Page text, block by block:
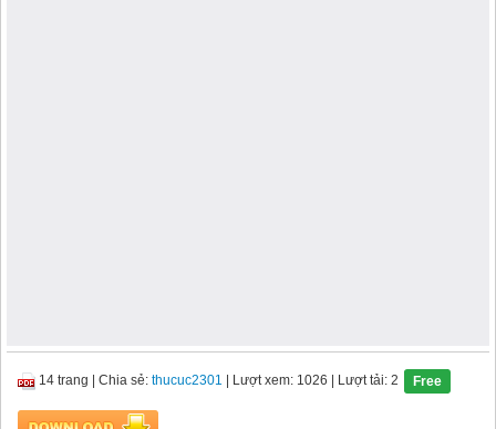
14 trang Chia sẻ: thucuc2301 | Lượt xem: 1026 | Lượt tải: 2 Free